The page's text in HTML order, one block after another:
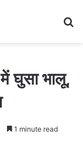
घुसा भालू,
1 minute read